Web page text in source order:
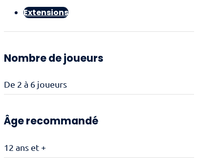
Extensions
Nombre de joueurs
De 2 à 6 joueurs
Âge recommandé
12 ans et +